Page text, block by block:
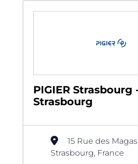
PIGIER Strasbourg
Strasbourg
15 Rue des
Strasbourg, France